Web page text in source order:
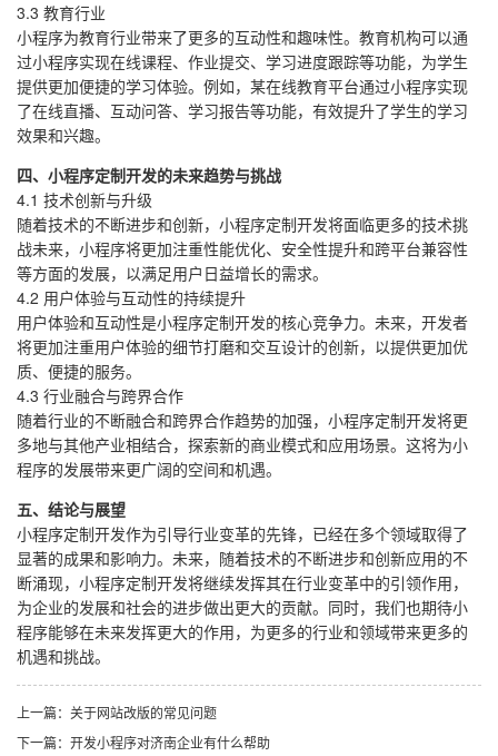
3.3 教育行业
小程序为教育行业带来了更多的互动性和趣味性。教育机构可以通
过小程序实现在线课程、作业提交、学习进度跟踪等功能，为学生
提供更加便捷的学习体验。例如，某在线教育平台通过小程序实现
了在线直播、互动问答、学习报告等功能，有效提升了学生的学习
效果和兴趣。
四、小程序定制开发的未来趋势与挑战
4.1 技术创新与升级
随着技术的不断进步和创新，小程序定制开发将面临更多的技术挑
战未来，小程序将更加注重性能优化、安全性提升和跨平台兼容性
等方面的发展，以满足用户日益增长的需求。
4.2 用户体验与互动性的持续提升
用户体验和互动性是小程序定制开发的核心竞争力。未来，开发者
将更加注重用户体验的细节打磨和交互设计的创新，以提供更加优
质、便捷的服务。
4.3 行业融合与跨界合作
随着行业的不断融合和跨界合作趋势的加强，小程序定制开发将更
多地与其他产业相结合，探索新的商业模式和应用场景。这将为小
程序的发展带来更广阔的空间和机遇。
五、结论与展望
小程序定制开发作为引导行业变革的先锋，已经在多个领域取得了
显著的成果和影响力。未来，随着技术的不断进步和创新应用的不
断涌现，小程序定制开发将继续发挥其在行业变革中的引领作用，
为企业的发展和社会的进步做出更大的贡献。同时，我们也期待小
程序能够在未来发挥更大的作用，为更多的行业和领域带来更多的
机遇和挑战。
上一篇：关于网站改版的常见问题
下一篇：开发小程序对济南企业有什么帮助